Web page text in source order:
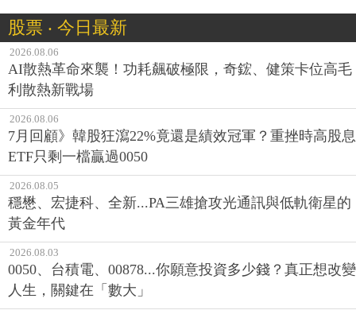
股票 ‧ 今日最新
2026.08.06
AI散熱革命來襲！功耗飆破極限，奇鋐、健策卡位高毛
利散熱新戰場
2026.08.06
7月回顧》韓股狂瀉22%竟還是績效冠軍？重挫時高股息
ETF只剩一檔贏過0050
2026.08.05
穩懋、宏捷科、全新...PA三雄搶攻光通訊與低軌衛星的
黃金年代
2026.08.03
0050、台積電、00878...你願意投資多少錢？真正想改變
人生，關鍵在「數大」